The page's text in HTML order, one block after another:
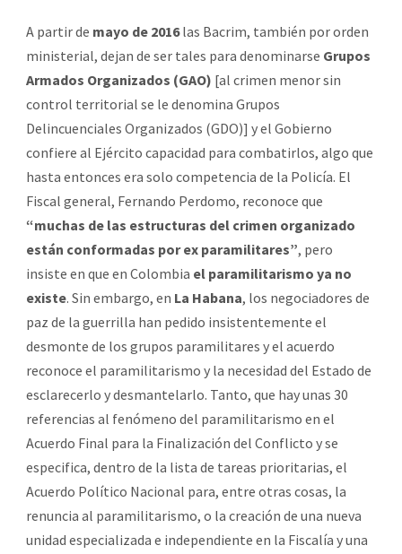
A partir de mayo de 2016las Bacrim, también por orden
ministerial, dejan de ser tales para denominarse Grupos
Armados Organizados (GAO) [al crimen menor sin
control territorial se le denomina Grupos
Delincuenciales Organizados (GDO)] y el Gobierno
confiere al Ejército capacidad para combatirlos, algo que
hasta entonces era solo competencia de la Policía. El
Fiscal general, Fernando Perdomo, reconoce que
“muchas de las estructuras del crimen organizado
están conformadas por ex paramilitares”, pero
insiste en que en Colombia el paramilitarismo ya no
existe. Sin embargo, en La Habana, los negociadores de
paz de la guerrilla han pedido insistentemente el
desmonte de los grupos paramilitares y el acuerdo
reconoce el paramilitarismo y la necesidad del Estado de
esclarecerlo y desmantelarlo. Tanto, que hay unas 30
referencias al fenómeno del paramilitarismo en el
Acuerdo Final para la Finalización del Conflicto y se
especifica, dentro de la lista de tareas prioritarias, el
Acuerdo Político Nacional para, entre otras cosas, la
renuncia al paramilitarismo, o la creación de una nueva
unidad especializada e independiente en la Fiscalía y una